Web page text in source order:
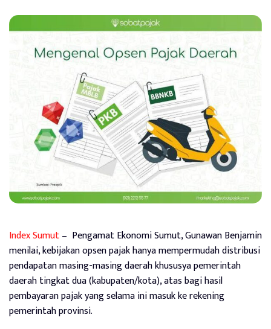
Index Sumut– Pengamat Ekonomi Sumut, Gunawan Benjamin
menilai, kebijakan opsen pajak hanya mempermudah distribusi
pendapatan masing-masing daerah khususya pemerintah
daerah tingkat dua (kabupaten/kota), atas bagi hasil
pembayaran pajak yang selama ini masuk ke rekening
pemerintah provinsi.